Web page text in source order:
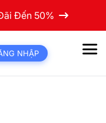
Đến 50%
NHẬP